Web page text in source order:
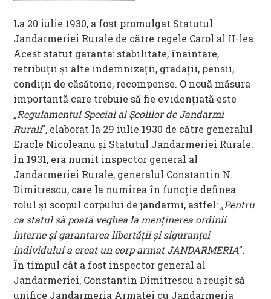
La 20 iulie 1930, a fost promulgat Statutul
Jandarmeriei Rurale de către regele Carol al II-lea.
Acest statut garanta: stabilitate, înaintare,
retribuţii şi alte indemnizaţii, gradaţii, pensii,
condiţii de căsătorie, recompense. O nouă măsura
importantă care trebuie să fie evidenţiată este
„Regulamentul Special al Şcolilor de Jandarmi
Rurali”, elaborat la 29 iulie 1930 de către generalul
Eracle Nicoleanu şi Statutul Jandarmeriei Rurale.
În 1931, era numit inspector general al
Jandarmeriei Rurale, generalul Constantin N.
Dimitrescu, care la numirea în funcţie definea
rolul şi scopul corpului de jandarmi, astfel: „Pentru
ca statul să poată veghea la menţinerea ordinii
interne şi garantarea libertăţii şi siguranţei
individului a creat un corp armat JANDARMERIA”.
În timpul cât a fost inspector general al
Jandarmeriei, Constantin Dimitrescu a reuşit să
unifice Jandarmeria Armatei cu Jandarmeria